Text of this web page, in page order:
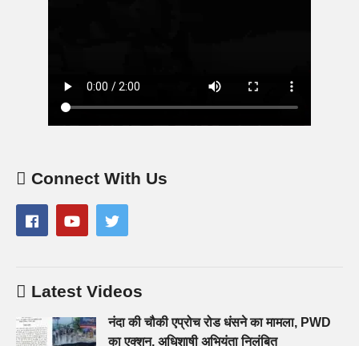
Connect With Us
Latest Videos
नंदा की चौकी एप्रोच रोड धंसने का मामला, PWD
का एक्शन, अधिशाषी अभियंता निलंबित